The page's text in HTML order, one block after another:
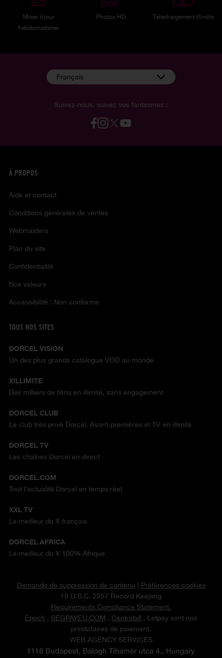
Mises à jour
hebdomadaires
Photos HD Téléchargement illimité
Suivez-nous, suivez vos fantasmes :
Français
À PROPOS
Aide et contact
Conditions générales de ventes
Webmasters
Plan du site
Confidentialité
Nos valeurs
Accessibilité : Non conforme
TOUS NOS SITES
DORCEL VISION
Un des plus grands catalogue VOD au monde
XILLIMITE
Des milliers de films en illimité, sans engagement
DORCEL CLUB
Le club très privé Dorcel. Avant-premières et TV en illimité
DORCEL TV
Les chaînes Dorcel en direct
DORCEL.COM
Tout l'actualité Dorcel en temps réel
XXL TV
Le meilleur du X français
DORCEL AFRICA
Le meilleur du X 100% Afrique
Demande de suppression de contenu
Préférences cookies
18 U.S.C. 2257 Record Keeping
Requirements Compliance Statement.
Epoch , SEGPAYEU.COM , Centrobill , Letpay sont nos
prestataires de paiement.
WEB AGENCY SERVICES